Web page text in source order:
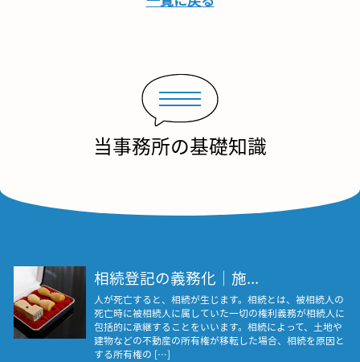
当事務所の基礎知識
相続登記の義務化｜施...
人が死亡すると、相続が生じます。相続とは、被相続人の
死亡時に被相続人に属していた一切の権利義務が相続人に
包括的に承継することをいいます。相続によって、土地や
建物などの不動産の所有権が移転した場合、相続を原因と
する所有権の […]